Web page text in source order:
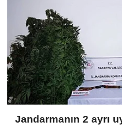
Jandarmanın 2 ayrı